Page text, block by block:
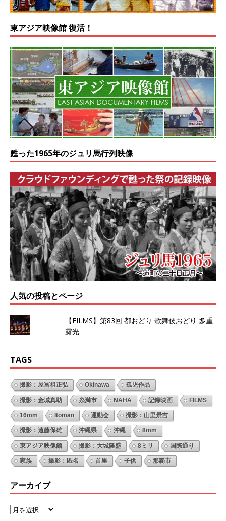
東アジア映像館 復活！
甦った1965年のジュリ馬行列映像
人気の投稿とページ
【FILMS】第83回 都おどり 歌舞伎おどり 多重
露光
TAGS
撮影：屋冨祖正弘 Okinawa 孤児作品
撮影：金城真助 糸満市 NAHA 記録映画 FILMS
16mm Itoman 運動会 撮影：山里景吉
撮影：遠藤保雄 沖縄県 沖縄 8mm
東アジア映像館 撮影：大城隆盛 8ミリ 国際通り
家族 撮影：匿名 首里 子供 那覇市
アーカイブ